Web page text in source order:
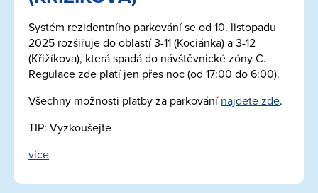
Systém rezidentního parkování se od 10. listopadu
2025 rozšiřuje do oblastí 3-11 (Kociánka) a 3-12
(Křižíkova), která spadá do návštěvnické zóny C.
Regulace zde platí jen přes noc (od 17:00 do 6:00).
Všechny možnosti platby za parkování najdete zde.
TIP: Vyzkoušejte
více